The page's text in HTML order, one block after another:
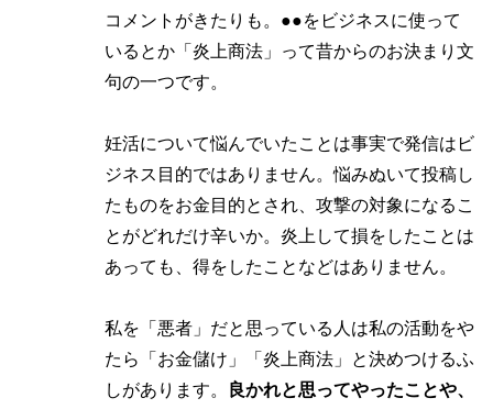
コメントがきたりも。●●をビジネスに使って
いるとか「炎上商法」って昔からのお決まり文
句の一つです。
妊活について悩んでいたことは事実で発信はビ
ジネス目的ではありません。悩みぬいて投稿し
たものをお金目的とされ、攻撃の対象になるこ
とがどれだけ辛いか。炎上して損をしたことは
あっても、得をしたことなどはありません。
私を「悪者」だと思っている人は私の活動をや
たら「お金儲け」「炎上商法」と決めつけるふ
しがあります。
良かれと思ってやったことや、